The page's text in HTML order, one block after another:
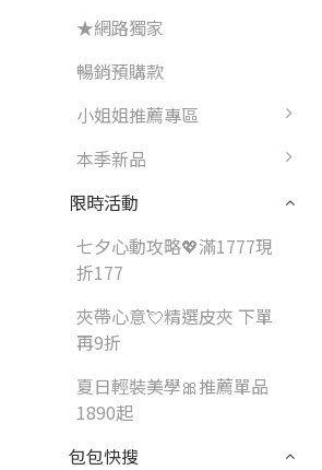
★網路獨家
暢銷預購款
小姐姐推薦專區
本季新品
限時活動
七夕心動攻略💖滿1777現
折177
夾帶心意💘精選皮夾 下單
再9折
夏日輕裝美學🎀推薦單品
1890起
包包快搜